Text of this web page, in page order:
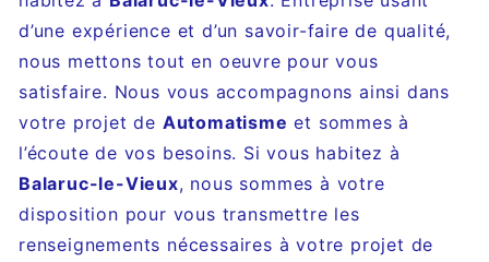
d’une expérience et d’un savoir-faire de qualité,
nous mettons tout en oeuvre pour vous
satisfaire. Nous vous accompagnons ainsi dans
votre projet de Automatisme et sommes à
l’écoute de vos besoins. Si vous habitez à
Balaruc-le-Vieux, nous sommes à votre
disposition pour vous transmettre les
renseignements nécessaires à votre projet de